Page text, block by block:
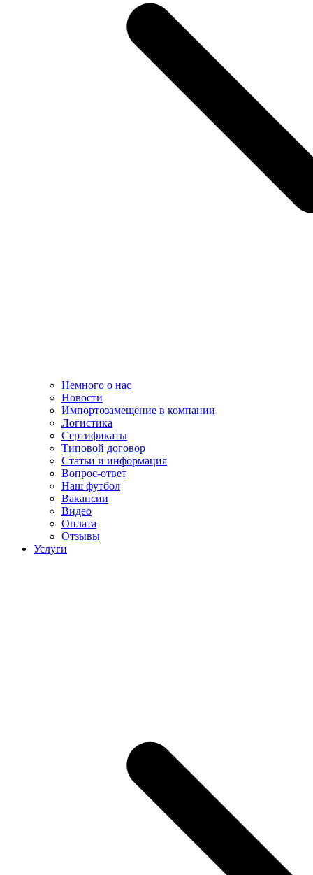
Немного о нас
Новости
Импортозамещение в компании
Логистика
Сертификаты
Типовой договор
Статьи и информация
Вопрос-ответ
Наш футбол
Вакансии
Видео
Оплата
Отзывы
Услуги